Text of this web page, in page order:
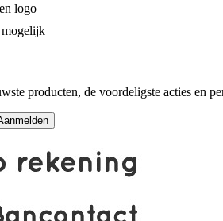
logo
mogelijk
producten, de voordeligste acties en